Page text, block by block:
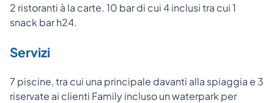
2 ristoranti à la carte. 10 bar di cui 4 inclusi tra cui 1
snack bar h24.
Servizi
7 piscine, tra cui una principale davanti alla spiaggia e 3
riservate ai clienti Family incluso un waterpark per